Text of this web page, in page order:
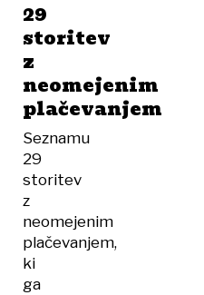
29
storitev
z
neomejenim
plačevanjem
Seznamu
29
storitev
z
neomejenim
plačevanjem,
ki
ga